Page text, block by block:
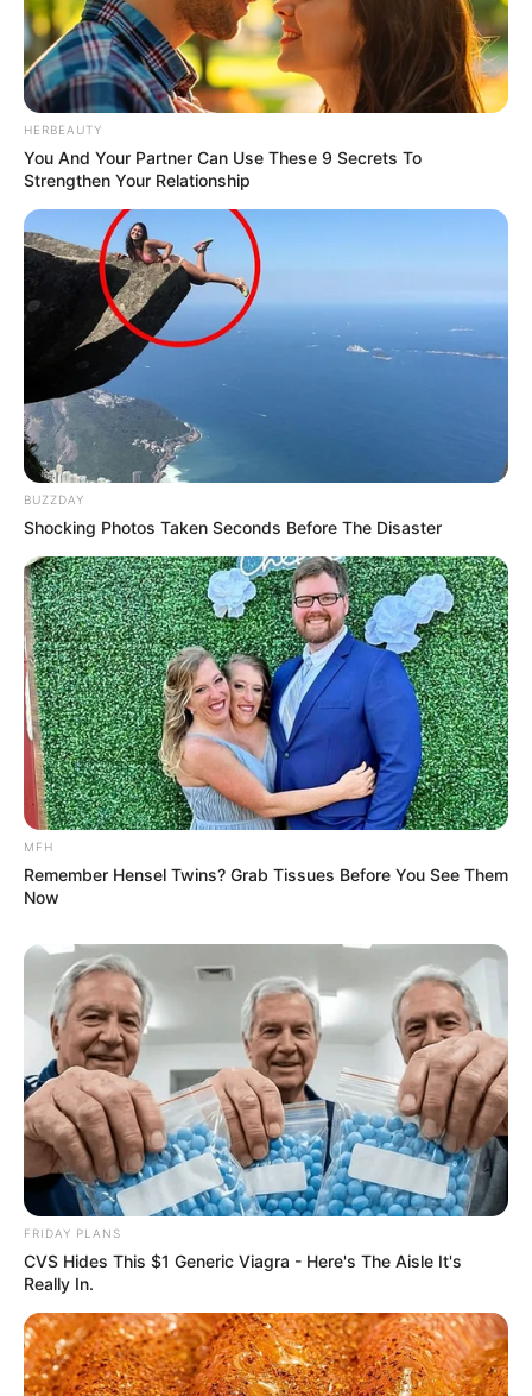
HERBEAUTY
You And Your Partner Can Use These 9 Secrets To
Strengthen Your Relationship
BUZZDAY
Shocking Photos Taken Seconds Before The Disaster
MFH
Remember Hensel Twins? Grab Tissues Before You See Them
Now
FRIDAY PLANS
CVS Hides This $1 Generic Viagra - Here's The Aisle It's
Really In.